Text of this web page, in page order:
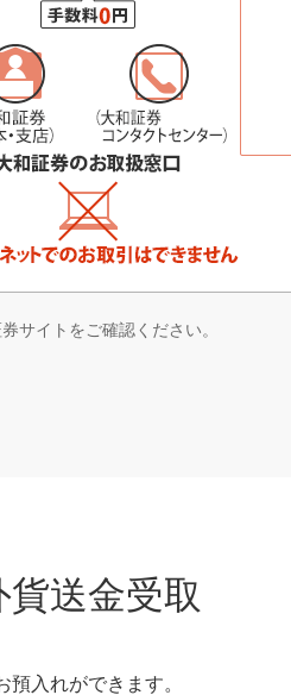
サイトをご確認ください。
貨送金受取
入れができます。